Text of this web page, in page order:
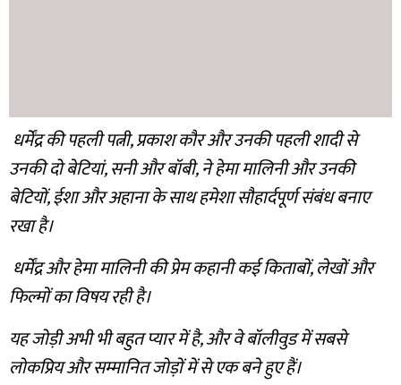
धर्मेंद्र की पहली पत्नी, प्रकाश कौर और उनकी पहली शादी से
उनकी दो बेटियां, सनी और बॉबी, ने हेमा मालिनी और उनकी
बेटियों, ईशा और अहाना के साथ हमेशा सौहार्दपूर्ण संबंध बनाए
रखा है।
धर्मेंद्र और हेमा मालिनी की प्रेम कहानी कई किताबों, लेखों और
फिल्मों का विषय रही है।
यह जोड़ी अभी भी बहुत प्यार में है, और वे बॉलीवुड में सबसे
लोकप्रिय और सम्मानित जोड़ों में से एक बने हुए हैं।